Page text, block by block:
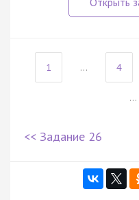
1 ... 4
...
<< Задание 26